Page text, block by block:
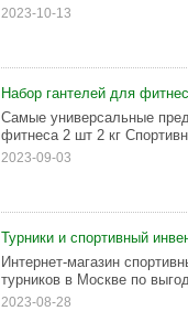
2023-10-13
Набор гантелей для
Самые универсальные
фитнеса 2 шт 2 кг
2023-09-03
Турники и спортивный
Интернет-магазин
турников в Москве по
2023-08-28